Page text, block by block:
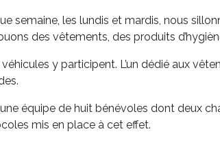
semaine, les lundis et mardis, nous
des vêtements, des produits
véhicules y participent. L’un dédié aux
une équipe de huit bénévoles dont deux
mis en place à cet effet.